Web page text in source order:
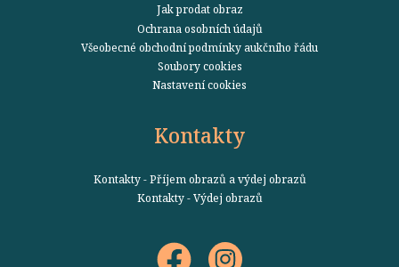
Jak prodat obraz
Ochrana osobních údajů
Všeobecné obchodní podmínky aukčního řádu
Soubory cookies
Nastavení cookies
Kontakty
Kontakty - Příjem obrazů a výdej obrazů
Kontakty - Výdej obrazů